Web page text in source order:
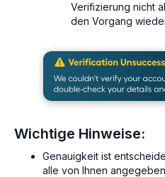
Verifizierung nicht
den Vorgang
Wichtige Hinweise:
Genauigkeit ist
alle von Ihnen